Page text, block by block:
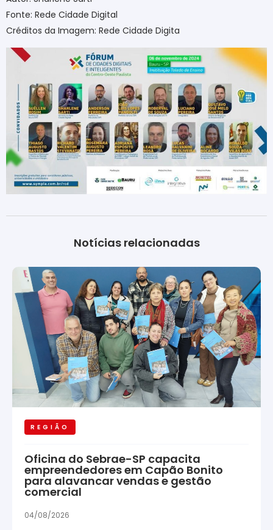
Fonte: Rede Cidade Digital
Créditos da Imagem: Rede Cidade Digita
Notícias relacionadas
REGIÃO
Oficina do Sebrae-SP capacita
empreendedores em Capão Bonito
para alavancar vendas e gestão
comercial
04/08/2026